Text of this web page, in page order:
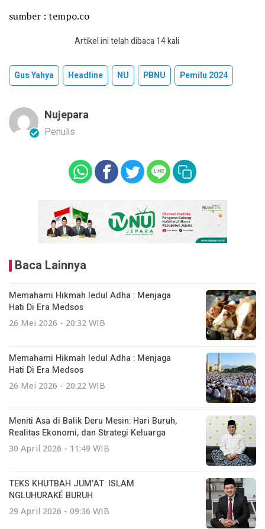
sumber : tempo.co
Artikel ini telah dibaca 14 kali
Gus Yahya Headline NU PBNU Pemilu 2024
Nujepara
Penulis
Baca Lainnya
Memahami Hikmah Iedul Adha : Menjaga
Hati Di Era Medsos
26 Mei 2026 - 20:32 WIB
Memahami Hikmah Iedul Adha : Menjaga
Hati Di Era Medsos
26 Mei 2026 - 20:22 WIB
Meniti Asa di Balik Deru Mesin: Hari Buruh,
Realitas Ekonomi, dan Strategi Keluarga
30 April 2026 - 11:49 WIB
TEKS KHUTBAH JUM’AT: ISLAM
NGLUHURAKÉ BURUH
29 April 2026 - 09:36 WIB